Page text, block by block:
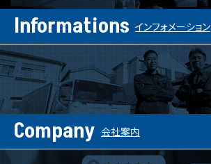
Informations インフォメーション
Company 会社案内